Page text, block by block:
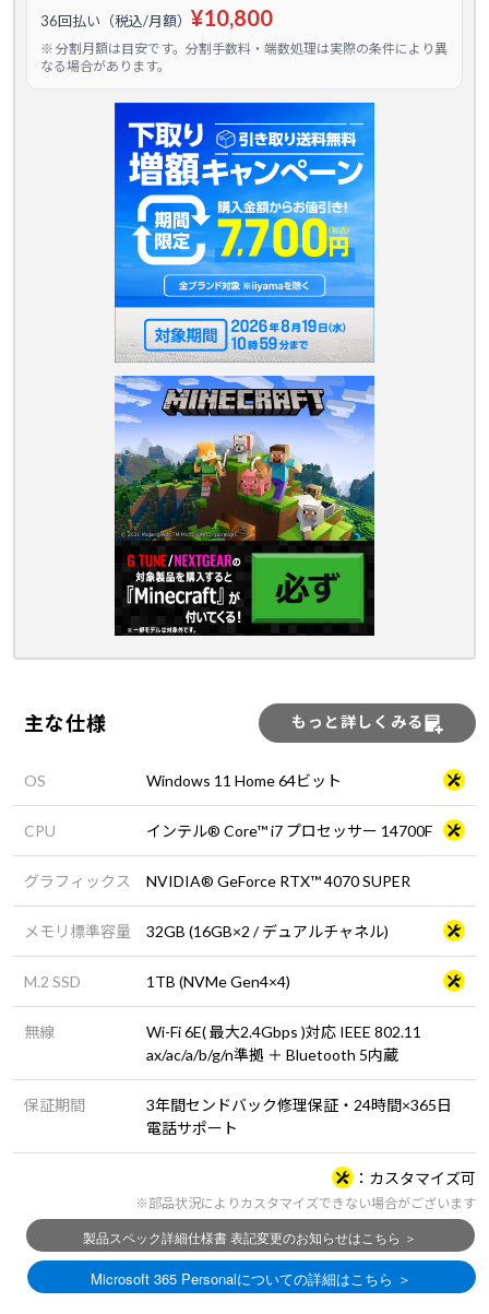
36回払い（税込/月額） ¥10,800
※ 分割月額は目安です。分割手数料・端数処理は実際の条件により異
なる場合があります。
主な仕様 もっと詳しくみる
OS Windows 11 Home 64ビット
CPU インテル® Core™ i7 プロセッサー 14700F
グラフィックス NVIDIA® GeForce RTX™ 4070 SUPER
メモリ標準容量 32GB (16GB×2 / デュアルチャネル)
M.2 SSD 1TB (NVMe Gen4×4)
無線
Wi-Fi 6E( 最大2.4Gbps )対応 IEEE 802.11
ax/ac/a/b/g/n準拠 ＋ Bluetooth 5内蔵
保証期間
3年間センドバック修理保証・24時間×365日
電話サポート
カスタマイズ可
※部品状況によりカスタマイズできない場合がございます